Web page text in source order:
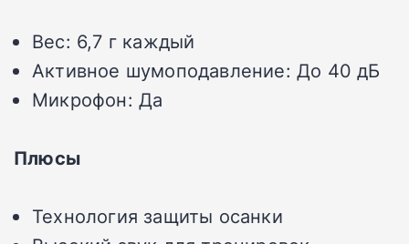
Вес: 6,7 г каждый
Активное шумоподавление: До 40 дБ
Микрофон: Да
Плюсы
Технология защиты осанки